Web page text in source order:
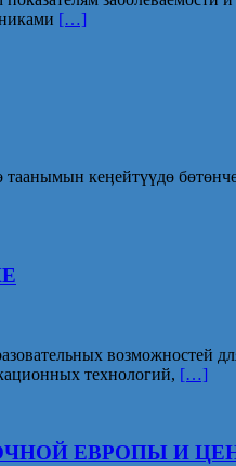
[…]
кеӊейтүүдө
возможностей
технологий, […]
ЕВРОПЫ И